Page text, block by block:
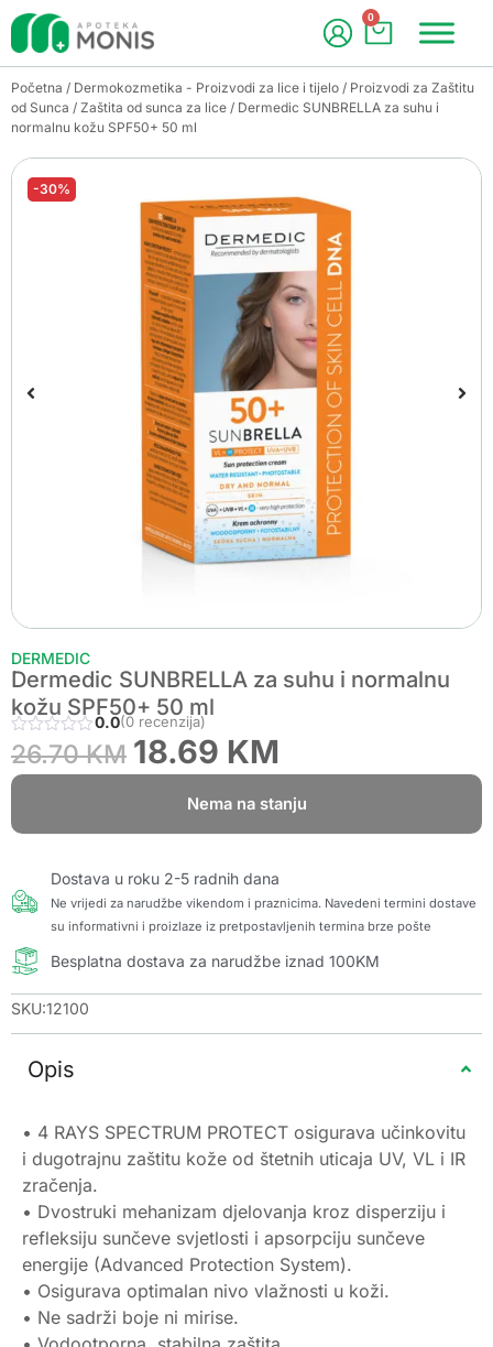
0
Početna / Dermokozmetika - Proizvodi za lice i tijelo / Proizvodi za Zaštitu
od Sunca / Zaštita od sunca za lice / Dermedic SUNBRELLA za suhu i
normalnu kožu SPF50+ 50 ml
-30%
DERMEDIC
Dermedic SUNBRELLA za suhu i normalnu
kožu SPF50+ 50 ml
0.0(0 recenzija)
26.70KM 18.69 KM
Nema na stanju
Dostava u roku 2-5 radnih dana
Ne vrijedi za narudžbe vikendom i praznicima. Navedeni termini dostave
su informativni i proizlaze iz pretpostavljenih termina brze pošte
Besplatna dostava za narudžbe iznad 100KM
SKU:12100
Opis
• 4 RAYS SPECTRUM PROTECT osigurava učinkovitu
i dugotrajnu zaštitu kože od štetnih uticaja UV, VL i IR
zračenja.
• Dvostruki mehanizam djelovanja kroz disperziju i
refleksiju sunčeve svjetlosti i apsorpciju sunčeve
energije (Advanced Protection System).
• Osigurava optimalan nivo vlažnosti u koži.
• Ne sadrži boje ni mirise.